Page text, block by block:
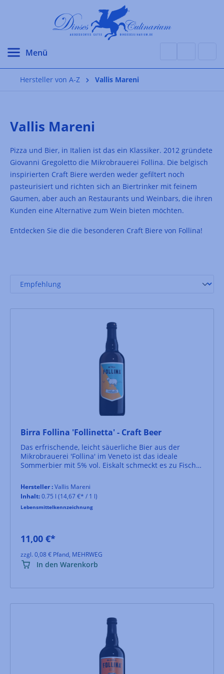
Hersteller von A-Z Vallis Mareni
Vallis Mareni
Pizza und Bier, in Italien ist das ein Klassiker. 2012 gründete
Giovanni Gregoletto die Mikrobrauerei Follina. Die belgisch
inspirierten Craft Biere werden weder gefiltert noch
pasteurisiert und richten sich an Biertrinker mit feinem
Gaumen, aber auch an Restaurants und Weinbars, die ihren
Kunden eine Alternative zum Wein bieten möchten.
Entdecken Sie die die besonderen Craft Biere von Follina!
Birra Follina 'Follinetta' - Craft Beer
Das erfrischende, leicht säuerliche Bier aus der
Mikrobrauerei 'Follina' im Veneto ist das ideale
Sommerbier mit 5% vol. Eiskalt schmeckt es zu Fisch
Hersteller :Vallis Mareni
Inhalt:0.75 l (14,67 €* / 1 l)
Lebensmittelkennzeichnung
11,00 €*
zzgl. 0,08 € Pfand, MEHRWEG
In den Warenkorb